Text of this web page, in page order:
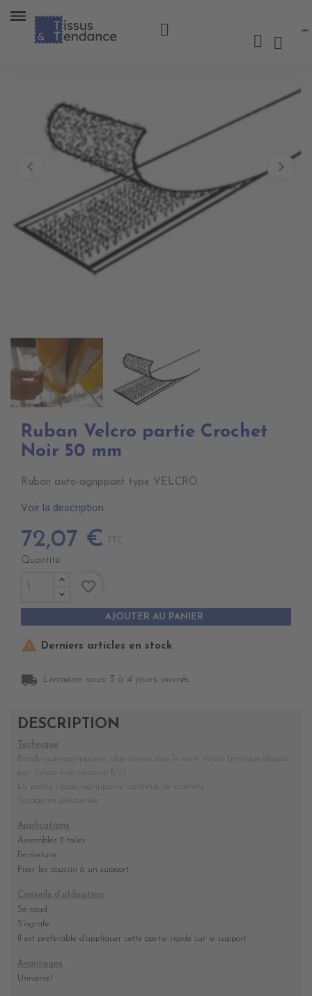
Ruban Velcro partie Crochet
Noir 50 mm
Ruban auto-agrippant type VELCRO.
Voir la description
72,07 € TTC
Quantité
AJOUTER AU PANIER
favorite_border
 Derniers articles en stock
local_shipping Livraison sous 3 à 4 jours ouvrés.
DESCRIPTION
Technique
Bande auto-agrippante, plus connu sous le nom Velcro (marque déposé
par
Velcro International BV )
La partie rigide, agrippante constitué de crochets.
Tissage en polyamide
Applications
Assembler 2 toiles
Fermeture
Fixer les coussin à un support
Conseils d'utilisation
Se coud
S'agrafe
Il est préférable d'appliquer cette partie rigide sur le support
Avantages
Universel